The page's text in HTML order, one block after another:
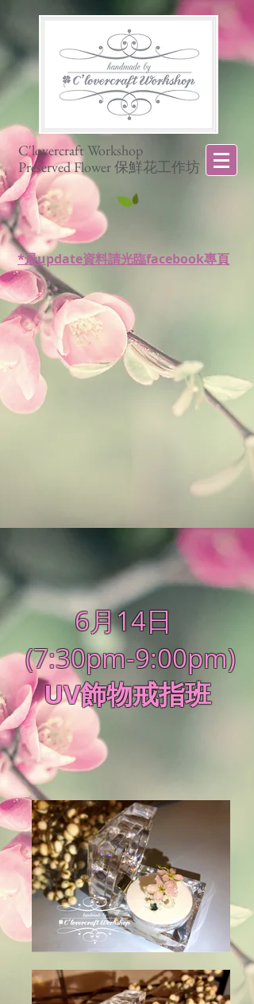
C'lovercraft Workshop
Preserved Flower 保鮮花工作坊
*最update資料請光臨facebook專頁
6月14日
(7:30pm-9:00pm)
UV飾物戒指班